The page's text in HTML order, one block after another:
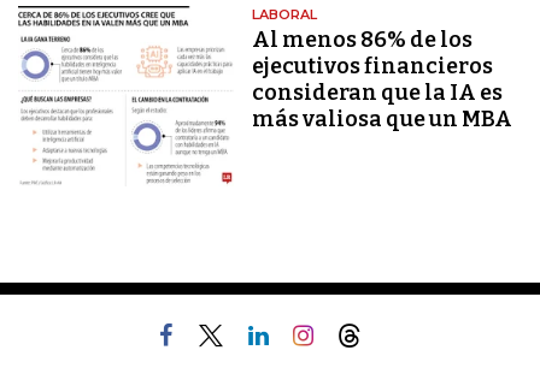
LABORAL
Al menos 86% de los
ejecutivos financieros
consideran que la IA es
más valiosa que un MBA